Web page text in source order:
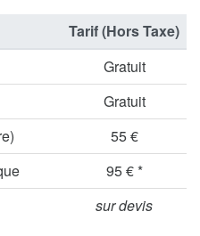
Tarif (Hors Taxe)
Gratuit
Gratuit
55 €
95 € *
sur devis